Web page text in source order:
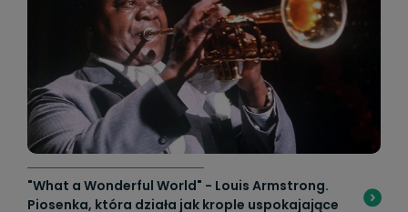
"What a Wonderful World" - Louis Armstrong.
Piosenka, która działa jak krople uspokajające